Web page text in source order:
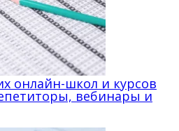
онлайн-школ и курсов
вебинары и